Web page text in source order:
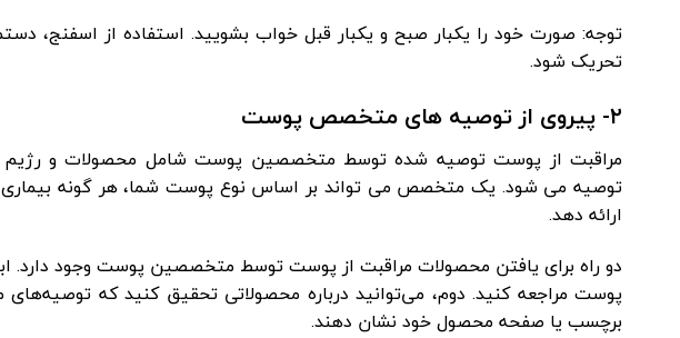
توجه: صورت خود را یکبار صبح و یکبار قبل خواب بشویید. استفاده از اسفنج،
تحریک شود.
۲- پیروی از توصیه های متخصص پوست
مراقبت از پوست توصیه شده توسط متخصصین پوست شامل محصولات و
توصیه می شود. یک متخصص می تواند بر اساس نوع پوست شما، هر گونه
ارائه دهد.
دو راه برای یافتن محصولات مراقبت از پوست توسط متخصصین پوست وجود دارد.
پوست مراجعه کنید. دوم، می‌توانید درباره محصولاتی تحقیق کنید که
برچسب یا صفحه محصول خود نشان دهند.